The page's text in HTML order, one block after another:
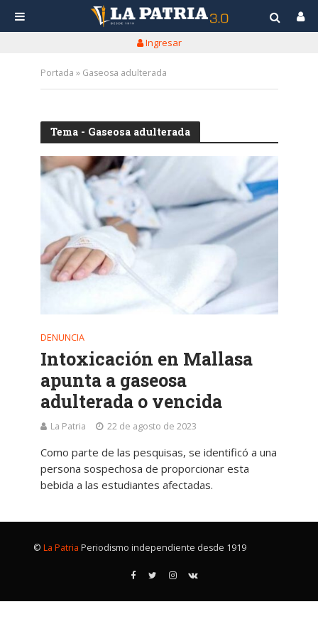
Ingresar
Portada » Gaseosa adulterada
Tema - Gaseosa adulterada
DENUNCIA
Intoxicación en Mallasa
apunta a gaseosa
adulterada o vencida
La Patria 22 de agosto de 2023
Como parte de las pesquisas, se identificó a una
persona sospechosa de proporcionar esta
bebida a las estudiantes afectadas.
© La Patria Periodismo independiente desde 1919